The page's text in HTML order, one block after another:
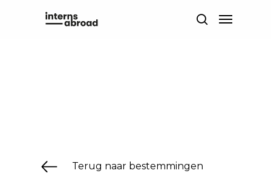
search
Menu
Terug naar bestemmingen